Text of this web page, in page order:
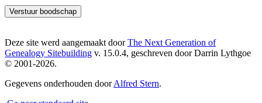
Deze site werd aangemaakt doorThe Next Generation of
Genealogy Sitebuilding v. 15.0.4, geschreven door Darrin Lythgoe
© 2001-2026.
Gegevens onderhouden doorAlfred Stern.